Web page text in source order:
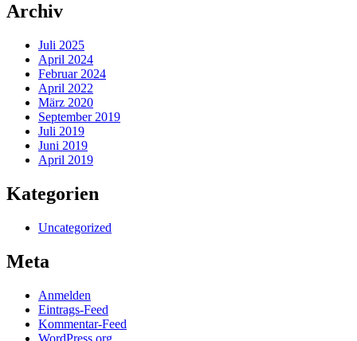
Archiv
Juli 2025
April 2024
Februar 2024
April 2022
März 2020
September 2019
Juli 2019
Juni 2019
April 2019
Kategorien
Uncategorized
Meta
Anmelden
Eintrags-Feed
Kommentar-Feed
WordPress.org